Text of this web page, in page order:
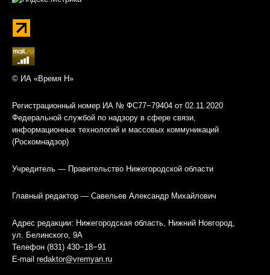
© ИА «Время Н»
Регистрационный номер ИА № ФС77−79404 от 02.11.2020
Федеральной службой по надзору в сфере связи,
информационных технологий и массовых коммуникаций
(Роскомнадзор)
Учредитель — Правительство Нижегородской области
Главный редактор — Савельев Александр Михайлович
Адрес редакции: Нижегородская область, Нижний Новгород,
ул. Белинского, 9А
Телефон (831) 430−18−91
E-mail redaktor@vremyan.ru